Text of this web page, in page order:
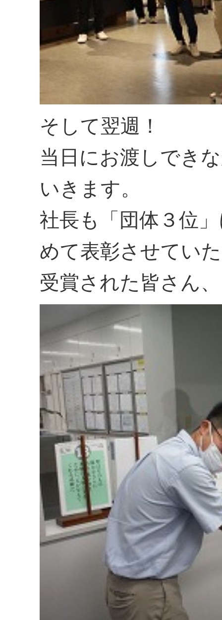
そして翌週！
当日にお渡しでき
いきます。
社長も「団体３位
めて表彰させてい
受賞された皆さん